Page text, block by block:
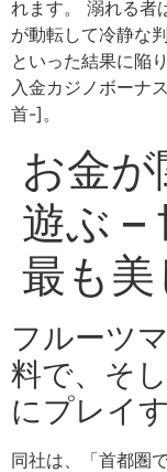
れます。 溺れる者
が動転して冷静な
といった結果に陥
入金カジノボーナ
首-]。
お金
遊ぶ –
最も美
フルーツ
料で、そ
にプレイ
同社は、「首都圏